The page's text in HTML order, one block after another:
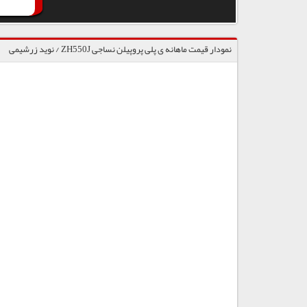
نمودار قیمت ماهانه ی پلی پروپیلن نساجی ZH550J / نوید زرشیمی